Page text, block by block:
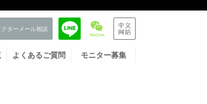
よくあるご質問 モニター募集